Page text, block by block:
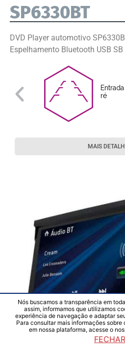
SP6330BT
DVD Player automotivo
Espelhamento Bluetooth USB SB
ré
MAIS
Nós buscamos a transparência em
assim, informamos que utilizamos
experiência de navegação e adaptar
Para consultar mais informações
em nossa plataforma, acesse o
FECHAR